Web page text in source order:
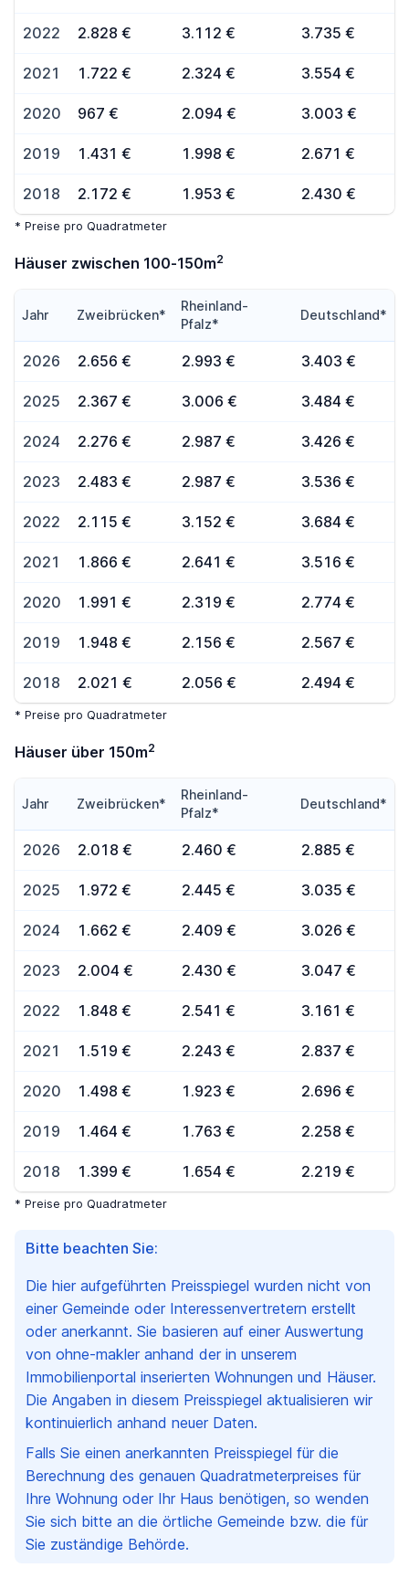
Bitte beachten Sie:
Die hier aufgeführten Preisspiegel wurden nicht von
einer Gemeinde oder Interessenvertretern erstellt
oder anerkannt. Sie basieren auf einer Auswertung
von ohne-makler anhand der in unserem
Immobilienportal inserierten Wohnungen und Häuser.
Die Angaben in diesem Preisspiegel aktualisieren wir
kontinuierlich anhand neuer Daten.
Falls Sie einen anerkannten Preisspiegel für die
Berechnung des genauen Quadratmeterpreises für
Ihre Wohnung oder Ihr Haus benötigen, so wenden
Sie sich bitte an die örtliche Gemeinde bzw. die für
Sie zuständige Behörde.
2022 2.828 € 3.112 € 3.735 €
2021 1.722 € 2.324 € 3.554 €
2020 967 € 2.094 € 3.003 €
2019 1.431 € 1.998 € 2.671 €
2018 2.172 € 1.953 € 2.430 €
* Preise pro Quadratmeter
Häuser zwischen 100-150m2
Jahr Zweibrücken*
Rheinland-
Pfalz*
Deutschland*
2026 2.656 € 2.993 € 3.403 €
2025 2.367 € 3.006 € 3.484 €
2024 2.276 € 2.987 € 3.426 €
2023 2.483 € 2.987 € 3.536 €
2022 2.115 € 3.152 € 3.684 €
2021 1.866 € 2.641 € 3.516 €
2020 1.991 € 2.319 € 2.774 €
2019 1.948 € 2.156 € 2.567 €
2018 2.021 € 2.056 € 2.494 €
* Preise pro Quadratmeter
Häuser über 150m2
Jahr Zweibrücken*
Rheinland-
Pfalz*
Deutschland*
2026 2.018 € 2.460 € 2.885 €
2025 1.972 € 2.445 € 3.035 €
2024 1.662 € 2.409 € 3.026 €
2023 2.004 € 2.430 € 3.047 €
2022 1.848 € 2.541 € 3.161 €
2021 1.519 € 2.243 € 2.837 €
2020 1.498 € 1.923 € 2.696 €
2019 1.464 € 1.763 € 2.258 €
2018 1.399 € 1.654 € 2.219 €
* Preise pro Quadratmeter